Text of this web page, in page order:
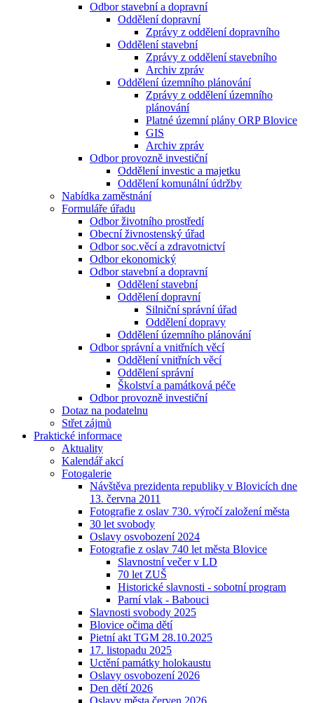
Odbor stavební a dopravní
Oddělení dopravní
Zprávy z oddělení dopravního
Oddělení stavební
Zprávy z oddělení stavebního
Archiv zpráv
Oddělení územního plánování
Zprávy z oddělení územního
plánování
Platné územní plány ORP Blovice
GIS
Archiv zpráv
Odbor provozně investiční
Oddělení investic a majetku
Oddělení komunální údržby
Nabídka zaměstnání
Formuláře úřadu
Odbor životního prostředí
Obecní živnostenský úřad
Odbor soc.věcí a zdravotnictví
Odbor ekonomický
Odbor stavební a dopravní
Oddělení stavební
Oddělení dopravní
Silniční správní úřad
Oddělení dopravy
Oddělení územního plánování
Odbor správní a vnitřních věcí
Oddělení vnitřních věcí
Oddělení správní
Školství a památková péče
Odbor provozně investiční
Dotaz na podatelnu
Střet zájmů
Praktické informace
Aktuality
Kalendář akcí
Fotogalerie
Návštěva prezidenta republiky v Blovicích dne
13. června 2011
Fotografie z oslav 730. výročí založení města
30 let svobody
Oslavy osvobození 2024
Fotografie z oslav 740 let města Blovice
Slavnostní večer v LD
70 let ZUŠ
Historické slavnosti - sobotní program
Parní vlak - Babouci
Slavnosti svobody 2025
Blovice očima dětí
Pietní akt TGM 28.10.2025
17. listopadu 2025
Uctění památky holokaustu
Oslavy osvobození 2026
Den dětí 2026
Oslavy města červen 2026